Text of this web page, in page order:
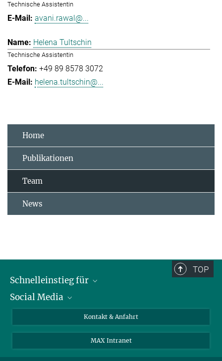
Technische Assistentin
avani.rawal@...
Helena Tultschin
Technische Assistentin
+49 89 8578 3072
helena.tultschin@...
Home
Publikationen
Team
News
TOP
Schnelleinstieg für
Journalist*innen
Bewerbende
Social Media
Instagram
LinkedIn
Kontakt & Anfahrt
MAX Intranet